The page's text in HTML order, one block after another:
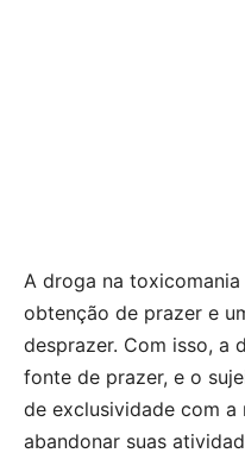
A droga na
obtenção de prazer e
desprazer. Com isso, a
fonte de prazer, e o
de exclusividade com a
abandonar suas